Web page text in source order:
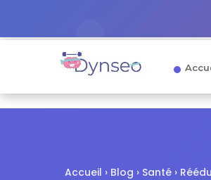
Accueil › Blog › Santé ›